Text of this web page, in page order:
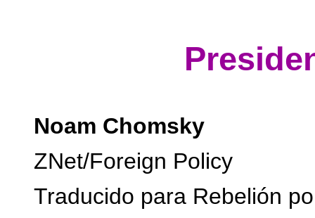
Noam Chomsky
ZNet/Foreign Policy
Traducido para Rebelión